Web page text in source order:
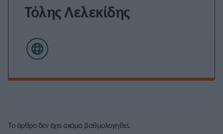
Τόλης Λελεκίδης
Το άρθρο δεν έχει ακόμα βαθμολογηθεί.